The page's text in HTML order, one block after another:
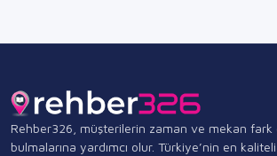
Rehber326, müşterilerin zaman ve mekan fark
bulmalarına yardımcı olur. Türkiye’nin en